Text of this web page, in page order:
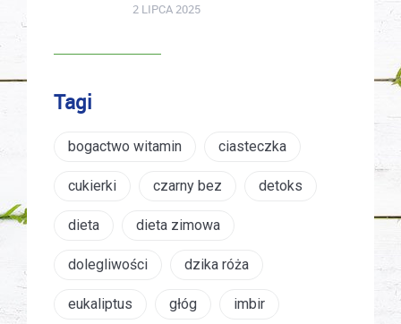
2 LIPCA 2025
Tagi
bogactwo witamin ciasteczka
cukierki czarny bez detoks
dieta dieta zimowa
dolegliwości dzika róża
eukaliptus głóg imbir